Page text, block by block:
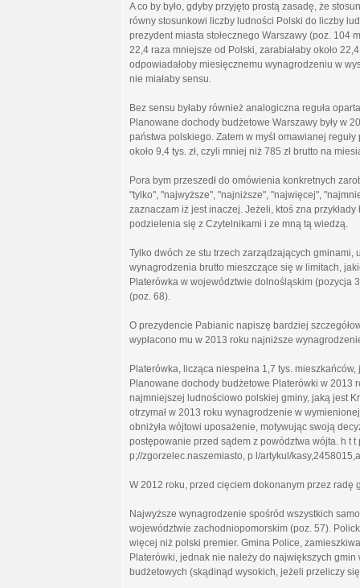
A co by było, gdyby przyjęto prostą zasadę, że
równy stosunkowi liczby ludności Polski do liczby
prezydent miasta stołecznego Warszawy (poz.
22,4 raza mniejsze od Polski, zarabiałaby około
odpowiadałoby miesięcznemu wynagrodzeniu w
nie miałaby sensu.
Bez sensu byłaby również analogiczna reguła
Planowane dochody budżetowe Warszawy były w
państwa polskiego. Zatem w myśl omawianej
około 9,4 tys. zł, czyli mniej niż 785 zł brutto na
Pora bym przeszedł do omówienia konkretnych
"tylko", "najwyższe", "najniższe", "najwięcej",
zaznaczam iż jest inaczej. Jeżeli, ktoś zna
podzielenia się z Czytelnikami i ze mną tą wiedzą.
Tylko dwóch ze stu trzech zarządzających
wynagrodzenia brutto mieszczące się w limitach,
Platerówka w województwie dolnośląskim (pozycja
(poz. 68).
O prezydencie Pabianic napiszę bardziej
wypłacono mu w 2013 roku najniższe
Platerówka, licząca niespełna 1,7 tys.
Planowane dochody budżetowe Platerówki w 2013
najmniejszej ludnościowo polskiej gminy, jaką jest
otrzymał w 2013 roku wynagrodzenie w
obniżyła wójtowi uposażenie, motywując swoją
postępowanie przed sądem z powództwa wójta. h t
p;//zgorzelec.naszemiasto, p l/artykul/
W 2012 roku, przed cięciem dokonanym przez radę
Najwyższe wynagrodzenie spośród wszystkich
województwie zachodniopomorskim (poz. 57).
więcej niż polski premier. Gmina Police,
Platerówki, jednak nie należy do największych
budżetowych (skądinąd wysokich, jeżeli przeliczy